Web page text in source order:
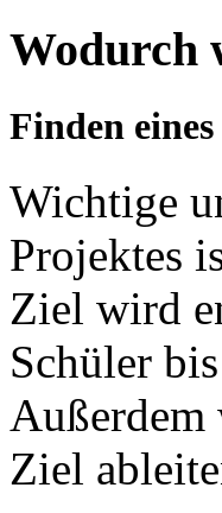
Wodurch
Finden
Wichtige
Projektes
Ziel wird
Schüler
Ziel